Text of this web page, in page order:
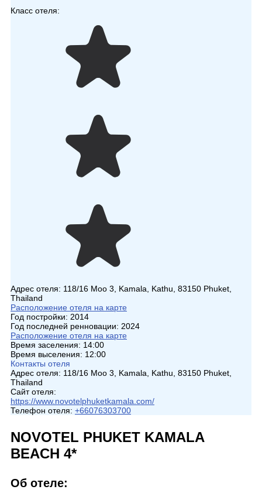
Класс отеля:
Адрес отеля: 118/16 Moo 3, Kamala, Kathu, 83150 Phuket,
Thailand
Расположение отеля на карте
Год постройки: 2014
Год последней ренновации: 2024
Расположение отеля на карте
Время заселения: 14:00
Время выселения: 12:00
Контакты отеля
Адрес отеля: 118/16 Moo 3, Kamala, Kathu, 83150 Phuket,
Thailand
Сайт отеля:
https://www.novotelphuketkamala.com/
Телефон отеля: +66076303700
NOVOTEL PHUKET KAMALA
BEACH 4*
Об отеле: